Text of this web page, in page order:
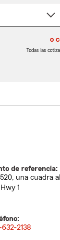
o
Todas las
de referencia:
una cuadra
1
632-2138